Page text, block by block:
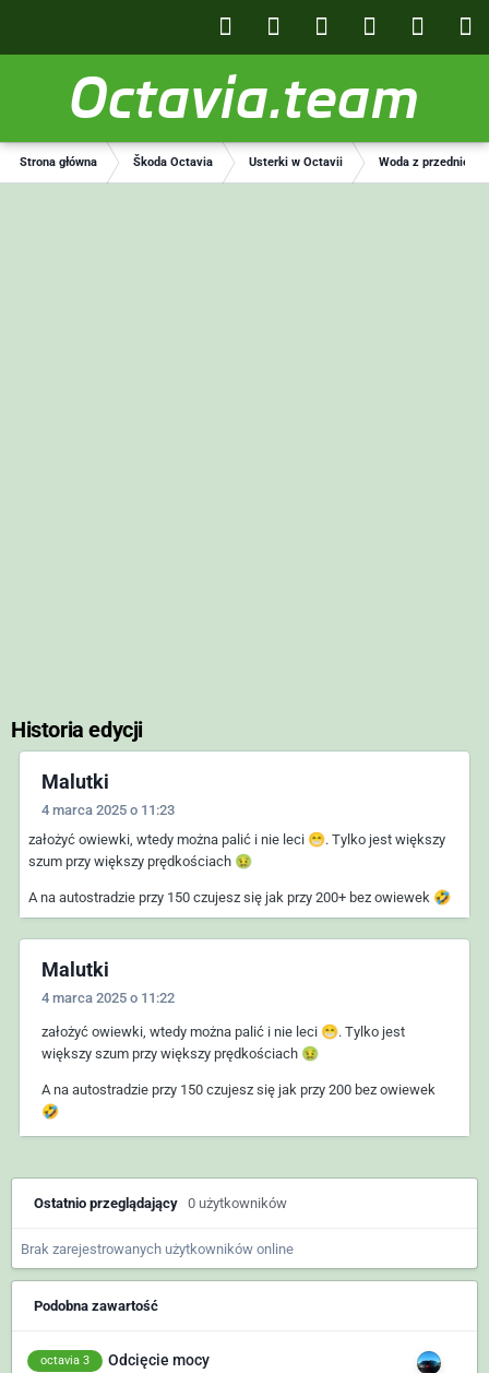
Octavia.team
Strona główna Škoda Octavia Usterki w Octavii Woda z przedniej
Historia edycji
Malutki
4 marca 2025 o 11:23
założyć owiewki, wtedy można palić i nie leci 😁. Tylko jest większy
szum przy większy prędkościach 🤢
A na autostradzie przy 150 czujesz się jak przy 200+ bez owiewek 🤣
Malutki
4 marca 2025 o 11:22
założyć owiewki, wtedy można palić i nie leci 😁. Tylko jest
większy szum przy większy prędkościach 🤢
A na autostradzie przy 150 czujesz się jak przy 200 bez owiewek
🤣
Ostatnio przeglądający 0 użytkowników
Brak zarejestrowanych użytkowników online
Podobna zawartość
octavia 3 Odcięcie mocy